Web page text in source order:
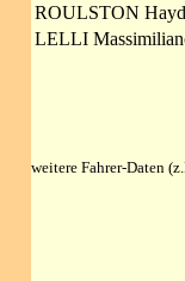
ROULSTON
LELLI
weitere Fahrer-Daten